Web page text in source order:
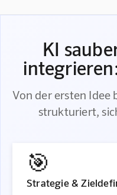
KI
Von der ersten Idee
strukturiert,
🎯
Strategie &